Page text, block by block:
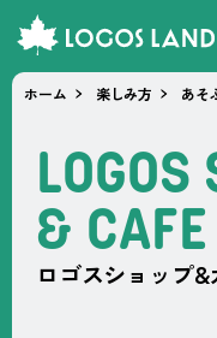
ホーム 楽しみ方 あそ
LOGOS
& CAFE
ロゴスショップ&